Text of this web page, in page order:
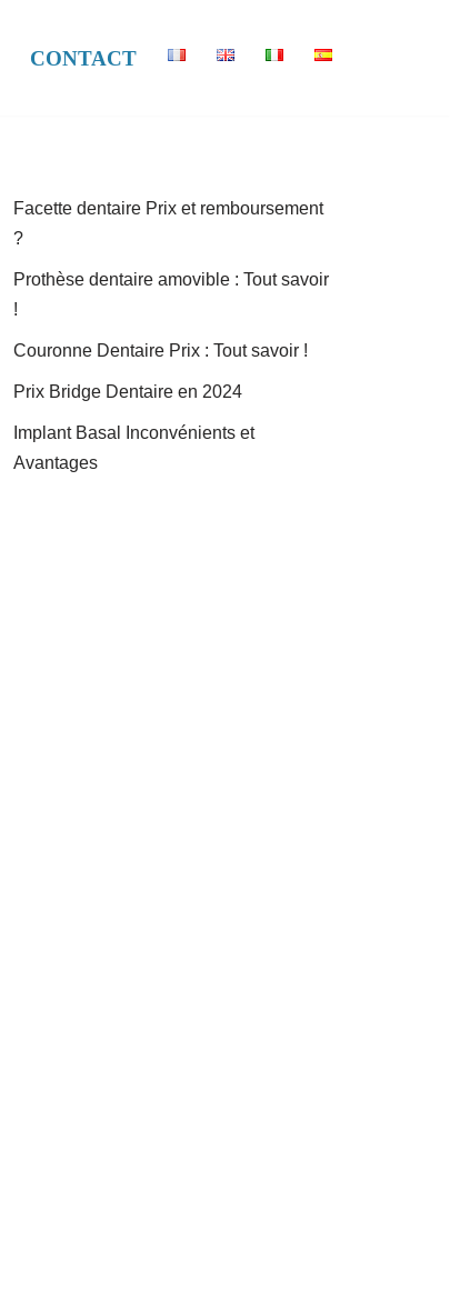
CONTACT
Facette dentaire Prix et remboursement
?
Prothèse dentaire amovible : Tout savoir
!
Couronne Dentaire Prix : Tout savoir !
Prix Bridge Dentaire en 2024
Implant Basal Inconvénients et
Avantages